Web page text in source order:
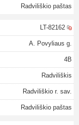
Radviliškio paštas
LT-82162
A. Povyliaus g.
4B
Radviliškis
Radviliškio r. sav.
Radviliškio paštas